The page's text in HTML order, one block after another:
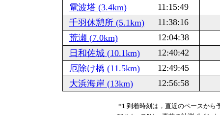
電波塔 (3.4km)
11:15:49
千羽休憩所 (5.1km)
11:38:16
荒瀬 (7.0km)
12:04:38
日和佐城 (10.1km)
12:40:42
厄除け橋 (11.5km)
12:49:45
大浜海岸 (13km)
12:56:58
*1 到着時刻は，直近のペースから